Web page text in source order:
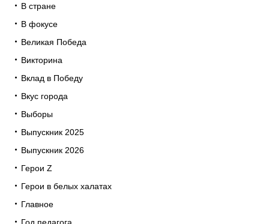
В стране
В фокусе
Великая Победа
Викторина
Вклад в Победу
Вкус города
Выборы
Выпускник 2025
Выпускник 2026
Герои Z
Герои в белых халатах
Главное